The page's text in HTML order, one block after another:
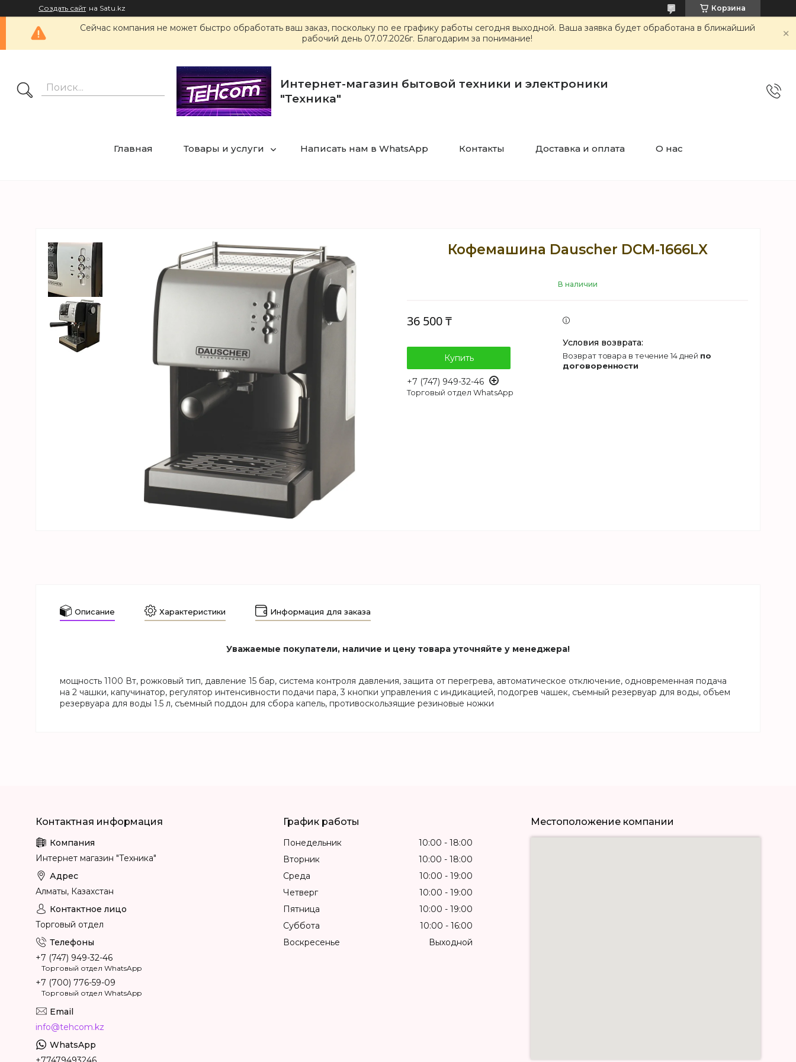
Создать сайт на Satu.kz Корзина
Сейчас компания не может быстро обработать ваш заказ, поскольку по ее графику работы сегодня выходной. Ваша заявка будет обработана в ближайший
рабочий день 07.07.2026г. Благодарим за понимание!
Интернет-магазин бытовой техники и электроники
"Техника"
Главная Товары и услуги Написать нам в WhatsApp Контакты Доставка и оплата О нас
Кофемашина Dauscher DCM-1666LX
В наличии
36 500 ₸
Купить
+7 (747) 949-32-46
Торговый отдел WhatsApp
возврат товара в течение 14 дней по
договоренности
Описание Характеристики Информация для заказа
Уважаемые покупатели, наличие и цену товара уточняйте у менеджера!
мощность 1100 Вт, рожковый тип, давление 15 бар, система контроля давления, защита от перегрева, автоматическое отключение, одновременная подача
на 2 чашки, капучинатор, регулятор интенсивности подачи пара, 3 кнопки управления с индикацией, подогрев чашек, съемный резервуар для воды, объем
резервуара для воды 1.5 л, съемный поддон для сбора капель, противоскользящие резиновые ножки
Интернет магазин "Техника"
Алматы, Казахстан
Торговый отдел
+7 (747) 949-32-46
Торговый отдел WhatsApp
+7 (700) 776-59-09
Торговый отдел WhatsApp
info@tehcom.kz
График работы
Понедельник 10:00
18:00
Вторник
10:00
18:00
Среда
10:00
19:00
Четверг
10:00
19:00
Пятница
10:00
19:00
Суббота
10:00
16:00
Воскресенье
Выходной
Местоположение компании